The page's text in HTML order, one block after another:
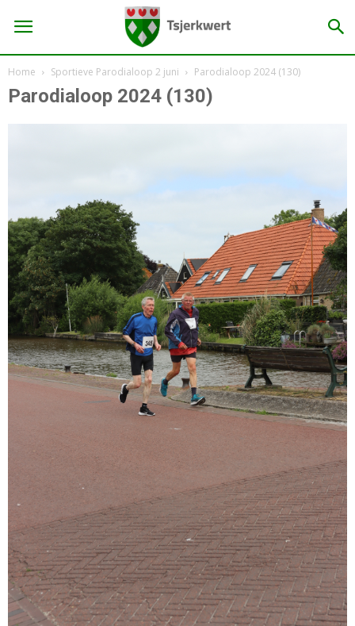
Home Sportieve Parodialoop 2 juni Parodialoop 2024 (130)
Parodialoop 2024 (130)